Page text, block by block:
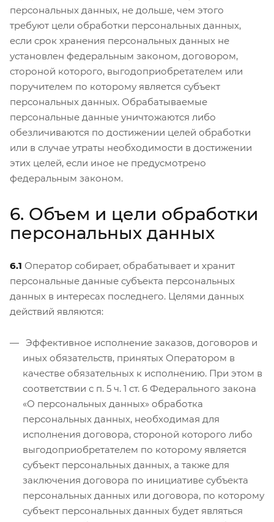
персональных данных, не дольше, чем этого
требуют цели обработки персональных данных,
если срок хранения персональных данных не
установлен федеральным законом, договором,
стороной которого, выгодоприобретателем или
поручителем по которому является субъект
персональных данных. Обрабатываемые
персональные данные уничтожаются либо
обезличиваются по достижении целей обработки
или в случае утраты необходимости в достижении
этих целей, если иное не предусмотрено
федеральным законом.
6. Объем и цели обработки
персональных данных
6.1 Оператор собирает, обрабатывает и хранит
персональные данные субъекта персональных
данных в интересах последнего. Целями данных
действий являются:
Эффективное исполнение заказов, договоров и
иных обязательств, принятых Оператором в
качестве обязательных к исполнению. При этом в
соответствии с п. 5 ч. 1 ст. 6 Федерального закона
«О персональных данных» обработка
персональных данных, необходимая для
исполнения договора, стороной которого либо
выгодоприобретателем по которому является
субъект персональных данных, а также для
заключения договора по инициативе субъекта
персональных данных или договора, по которому
субъект персональных данных будет являться